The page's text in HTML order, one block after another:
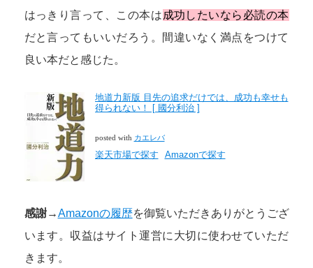
はっきり言って、この本は 成功したいなら必読の本
だと言ってもいいだろう。間違いなく満点をつけて
良い本だと感じた。
地道力新版 目先の追求だけでは、成功も幸せも
得られない！ [ 國分利治 ]
posted with カエレバ
楽天市場で探す Amazonで探す
感謝→Amazonの履歴を御覧いただきありがとうござ
います。収益はサイト運営に大切に使わせていただ
きます。